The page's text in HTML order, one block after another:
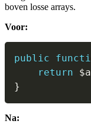
boven losse arrays.
Voor:
public
return
$a
}
Na: